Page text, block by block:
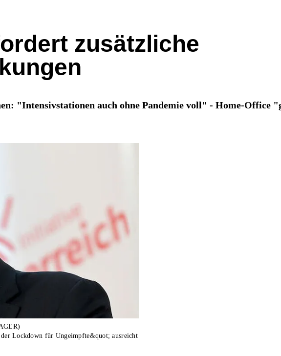
zusätzliche
"Intensivstationen auch ohne Pandemie voll" - Home-
der Lockdown für Ungeimpfte&quot; ausreicht